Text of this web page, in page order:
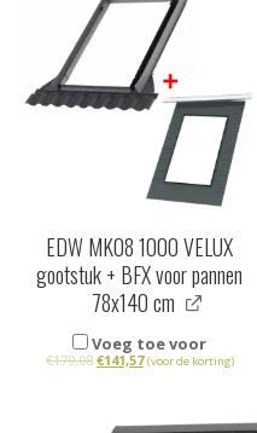
EDW MK08 1000 VELUX
gootstuk + BFX voor pannen
78x140 cm
Voeg toe voor
€179,08 €141,57 (voor de korting)